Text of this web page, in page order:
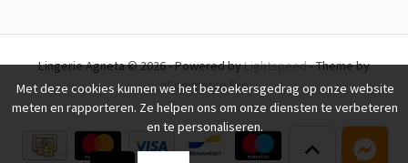
Lingerie Agneta © 2026 - Powered byLightspeed- Theme by
eCommerce Pro
Met deze cookies kunnen we het bezoekersgedrag op onze website
meten en rapporteren. Ze helpen ons om onze diensten te verbeteren
en te personaliseren.